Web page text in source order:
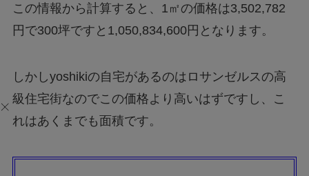
この情報から計算すると、1㎡の価格は3,502,782
円で300坪ですと1,050,834,600円となります。
しかしyoshikiの自宅があるのはロサンゼルスの高
級住宅街なのでこの価格より高いはずですし、こ
れはあくまでも面積です。